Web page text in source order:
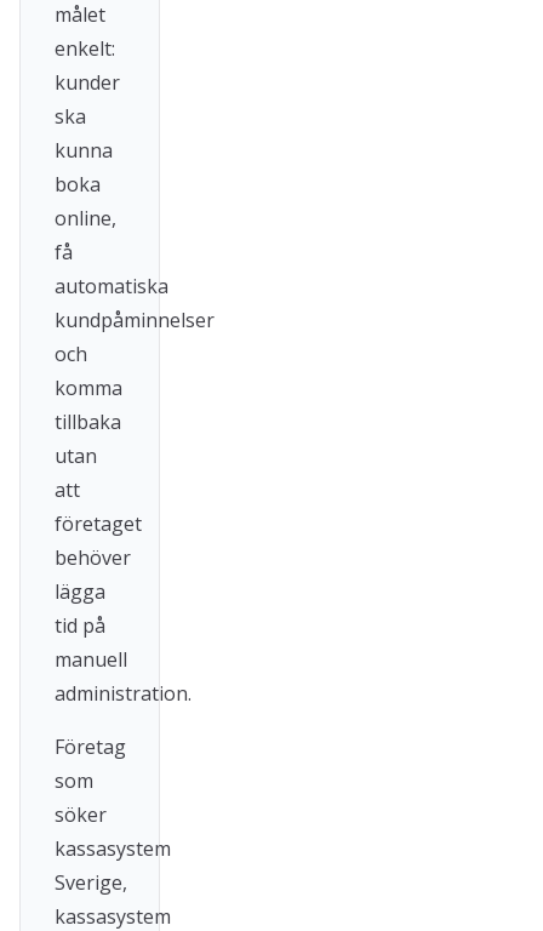
målet
enkelt:
kunder
ska
kunna
boka
online,
få
automatiska
kundpåminnelser
och
komma
tillbaka
utan
att
företaget
behöver
lägga
tid på
manuell
administration.
Företag
som
söker
kassasystem
Sverige,
kassasystem